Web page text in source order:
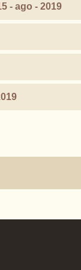
- ago - 2019